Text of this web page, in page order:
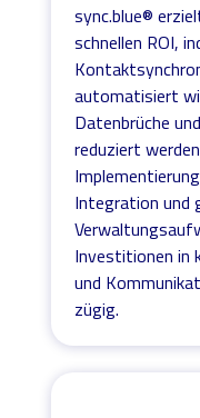
sync.blue®
schnellen ROI,
automatisiert
Datenbrüche
reduziert
Integration und
Investitionen in
und
zügig.